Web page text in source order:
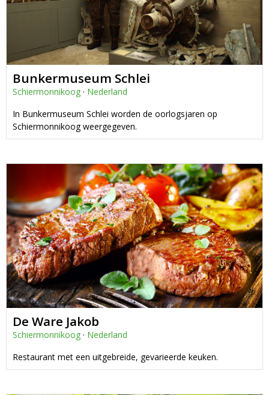
Bunkermuseum Schlei
Schiermonnikoog · Nederland
In Bunkermuseum Schlei worden de oorlogsjaren op
Schiermonnikoog weergegeven.
De Ware Jakob
Schiermonnikoog · Nederland
Restaurant met een uitgebreide, gevarieerde keuken.